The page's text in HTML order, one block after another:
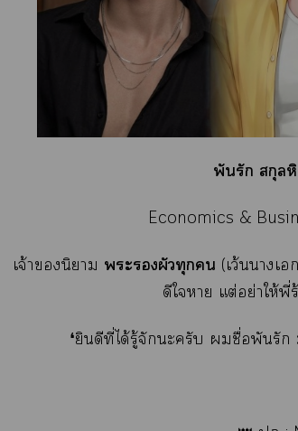
พันรัก สกุล
Economics &
เจ้านิยาม ะผัวทุก (เว้นาเ
ดีใา แต่อย่าให้พี่
❛ยินดีที่ได้รู้จักะครับ ชื่อพันรั